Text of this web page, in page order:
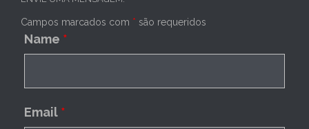
Campos marcados com * são requeridos
Name *
Email *